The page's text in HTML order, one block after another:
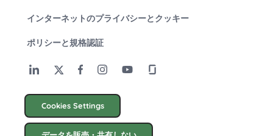
インターネットのプライバシーとクッキー
ポリシーと規格認証
Cookies Settings